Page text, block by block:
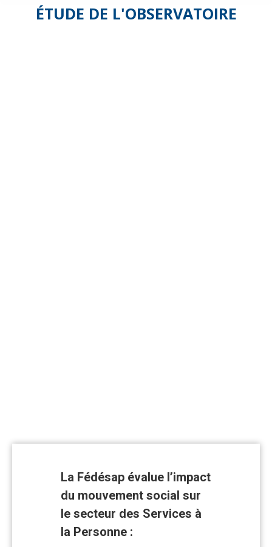
ÉTUDE DE L'OBSERVATOIRE
à la
Personne
La Fédésap évalue l’impact
du mouvement social sur
le secteur des Services à
la Personne :